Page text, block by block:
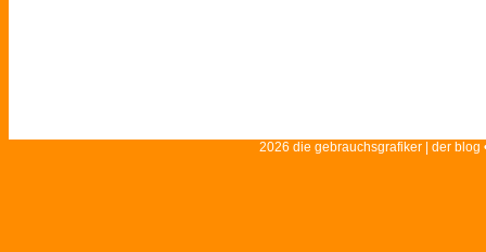
2026 die gebrauchsgrafiker | der blog